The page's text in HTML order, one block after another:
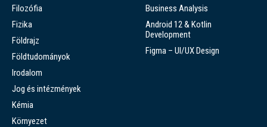
Filozófia
Fizika
Földrajz
Földtudományok
Irodalom
Jog és intézmények
Kémia
Környezet
Business Analysis
Android 12 & Kotlin
Development
Figma – UI/UX Design